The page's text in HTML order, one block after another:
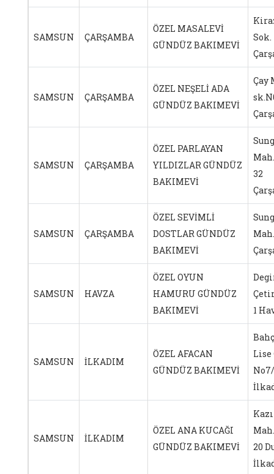
SAMSUN ÇARŞAMBA
ÖZEL MASALEVİ
GÜNDÜZ BAKIMEVİ
Sok.
SAMSUN ÇARŞAMBA
ÖZEL NEŞELİ ADA
GÜNDÜZ BAKIMEVİ
Çay
SAMSUN ÇARŞAMBA
ÖZEL PARLAYAN
YILDIZLAR GÜNDÜZ
BAKIMEVİ
32
SAMSUN ÇARŞAMBA
ÖZEL SEVİMLİ
DOSTLAR GÜNDÜZ
BAKIMEVİ
SAMSUN HAVZA
ÖZEL OYUN
HAMURU GÜNDÜZ
BAKIMEVİ
1
SAMSUN İLKADIM
ÖZEL AFACAN
GÜNDÜZ BAKIMEVİ
Lise
SAMSUN İLKADIM
ÖZEL ANA KUCAĞI
GÜNDÜZ BAKIMEVİ
20